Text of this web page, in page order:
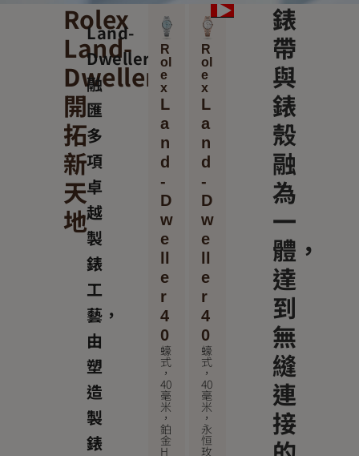
Rolex
Land-
Dweller
開
拓
新
天
地
Land-
Dweller
融
匯
多
項
卓
越
製
錶
工
藝，
由
塑
造
製
錶
R
ol
e
x
L
a
n
d
-
D
w
e
e
r
4
0
蠔
式
，
40
毫
米
，
鉑
金
H
R
ol
e
x
L
a
n
d
-
D
w
e
e
r
4
0
蠔
式
，
40
毫
米
，
永
恒
玫
錶
帶
與
錶
殼
融
為
一
體，
達
到
無
縫
連
接